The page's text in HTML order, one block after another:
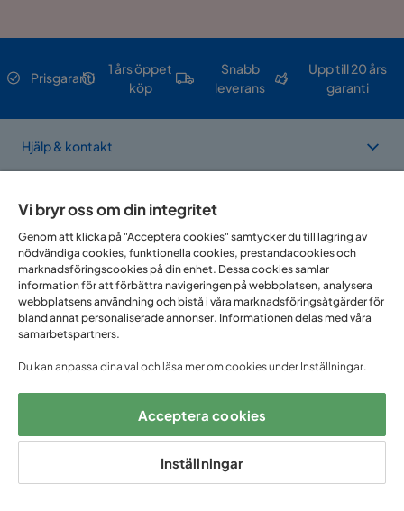
Prisgaranti
1 års öppet
köp
Snabb
leverans
Upp till 20 års
garanti
Hjälp & kontakt
Sortiment & erbjudande
Om Trademax
Vi finns i flera länder
Vi bryr oss om din integritet
Genom att klicka på "Acceptera cookies" samtycker du till lagring av
nödvändiga cookies, funktionella cookies, prestandacookies och
marknadsföringscookies på din enhet. Dessa cookies samlar
information för att förbättra navigeringen på webbplatsen, analysera
webbplatsens användning och bistå i våra marknadsföringsåtgärder för
bland annat personaliserade annonser. Informationen delas med våra
samarbetspartners.
Du kan anpassa dina val och läsa mer om cookies under Inställningar.
Acceptera cookies
Inställningar